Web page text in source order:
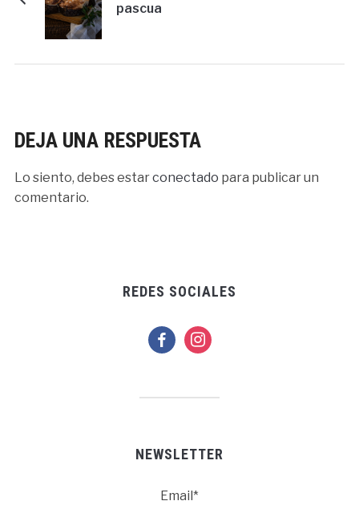
pascua
DEJA UNA RESPUESTA
Lo siento, debes estarconectado para publicar un
comentario.
REDES SOCIALES
facebookinstagram
NEWSLETTER
Email*